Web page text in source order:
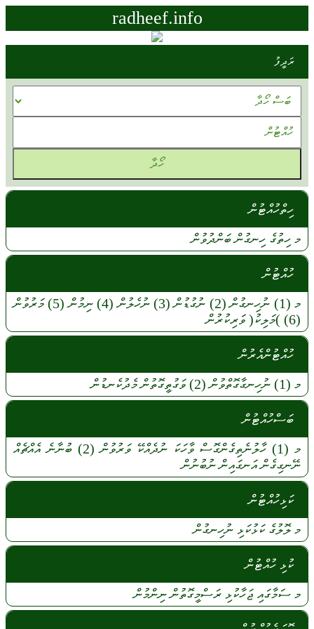
radheef.info
ރަދީފު
ހިތްހުއްޓުން
މ ހިތުގެ ހިނގުންބަންދުވުން
ހުއްޓުން
މ (1) ނުހިނގުން(2) ނުގުޑުން(3) ނުހެލުން(4) ނިމުން(5)
މަރުވުން
(6)
)މަލިކު(ވަރިކުރުން
ހުއްޓުންއެރުން
މ (1) ނުހިނގާގޮތްވުން(2) ވަގުތީގޮތުންމެދުކެނޑުން
ބަސްހުއްޓުން
މ (1) ހާލުނެތިގެންގޮސްވާހަކަ ނުދެއްކޭވަރުވުން (2) ބުނާނެއެއްޗެއް
ނޭނގިގެންއަނގައިންނުބުނުން
ކަޅިހުއްޓުން
މލޮލުގެކަޅުކަޅި ނުހިނގުން
ކުޅި ހުއްޓުން
މ ސަމާގައިޖަހާކުޅި ރަސްމީގޮތުންނިންމުން